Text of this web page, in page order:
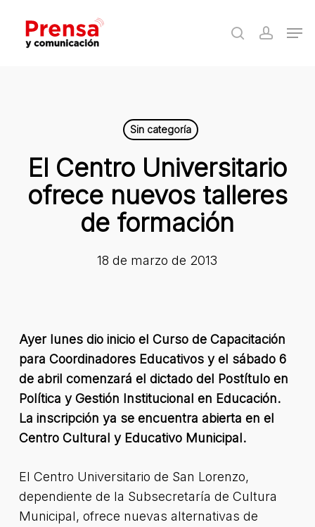
main
search
Sin categoría
El Centro Universitario
ofrece nuevos talleres
de formación
18 de marzo de 2013
Ayer lunes dio inicio el Curso de Capacitación
para Coordinadores Educativos y el sábado 6
de abril comenzará el dictado del Postítulo en
Política y Gestión Institucional en Educación.
La inscripción ya se encuentra abierta en el
Centro Cultural y Educativo Municipal.
El Centro Universitario de San Lorenzo,
dependiente de la Subsecretaría de Cultura
Municipal, ofrece nuevas alternativas de